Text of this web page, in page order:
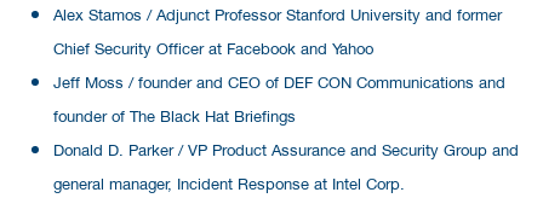
Alex Stamos / Adjunct Professor Stanford University and former
Chief Security Officer at Facebook and Yahoo
Jeff Moss / founder and CEO of DEF CON Communications and
founder of The Black Hat Briefings
Donald D. Parker / VP Product Assurance and Security Group and
general manager, Incident Response at Intel Corp.